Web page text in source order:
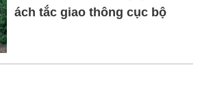
ách tắc giao thông cục bộ